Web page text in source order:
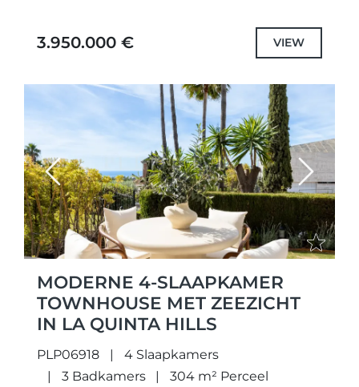
Gelegen in de zeer gewilde
strandgemeenschap Marbellamar,
3.950.000 € VIEW
Previous Next
MODERNE 4-SLAAPKAMER
TOWNHOUSE MET ZEEZICHT
IN LA QUINTA HILLS
PLP06918
4 Slaapkamers
3 Badkamers
304 m² Perceel